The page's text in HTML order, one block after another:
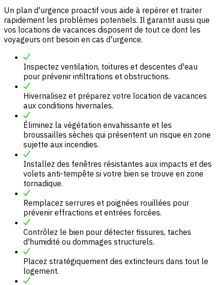
Un plan d'urgence proactif vous aide à repérer et traiter
rapidement les problèmes potentiels. Il garantit aussi que
vos locations de vacances disposent de tout ce dont les
voyageurs ont besoin en cas d'urgence.
Inspectez ventilation, toitures et descentes d'eau
pour prévenir infiltrations et obstructions.
Hivernalisez et préparez votre location de vacances
aux conditions hivernales.
Éliminez la végétation envahissante et les
broussailles sèches qui présentent un risque en zone
sujette aux incendies.
Installez des fenêtres résistantes aux impacts et des
volets anti-tempête si votre bien se trouve en zone
tornadique.
Remplacez serrures et poignées rouillées pour
prévenir effractions et entrées forcées.
Contrôlez le bien pour détecter fissures, taches
d'humidité ou dommages structurels.
Placez stratégiquement des extincteurs dans tout le
logement.